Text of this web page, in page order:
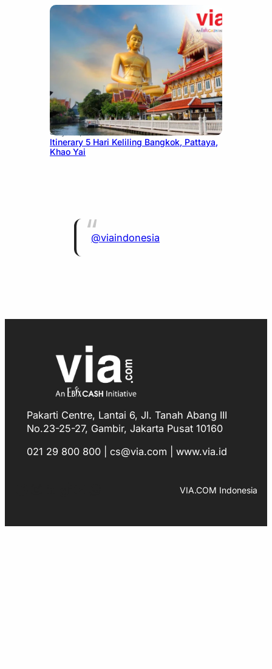
July 20, 2026
Itinerary 5 Hari Keliling Bangkok, Pattaya,
Khao Yai
@viaindonesia
Pakarti Centre, Lantai 6, Jl. Tanah Abang III
No.23-25-27, Gambir, Jakarta Pusat 10160
021 29 800 800 | cs@via.com | www.via.id
VIA.COM Indonesia